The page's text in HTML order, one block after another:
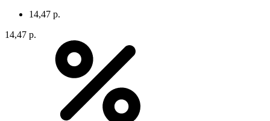
14,47 р.
14,47 р.